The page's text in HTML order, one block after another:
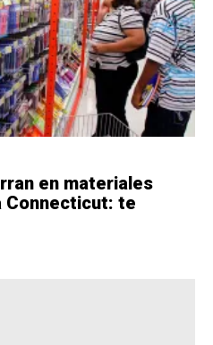
en materiales
Connecticut: te